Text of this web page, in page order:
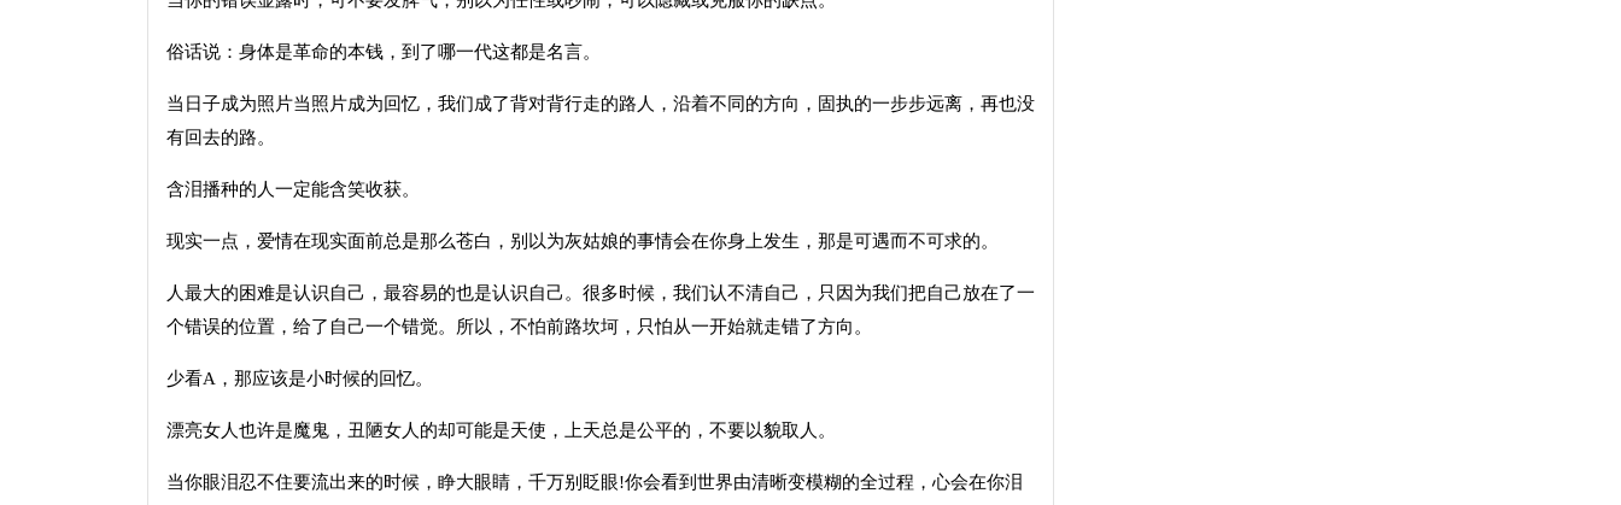
俗话说：身体是革命的本钱，到了哪一代这都是名言。
当日子成为照片当照片成为回忆，我们成了背对背行走的路人，沿着不同的方向，固执的一步步远离，再也没
有回去的路。
含泪播种的人一定能含笑收获。
现实一点，爱情在现实面前总是那么苍白，别以为灰姑娘的事情会在你身上发生，那是可遇而不可求的。
人最大的困难是认识自己，最容易的也是认识自己。很多时候，我们认不清自己，只因为我们把自己放在了一
个错误的位置，给了自己一个错觉。所以，不怕前路坎坷，只怕从一开始就走错了方向。
少看A，那应该是小时候的回忆。
漂亮女人也许是魔鬼，丑陋女人的却可能是天使，上天总是公平的，不要以貌取人。
当你眼泪忍不住要流出来的时候，睁大眼睛，千万别眨眼!你会看到世界由清晰变模糊的全过程，心会在你泪